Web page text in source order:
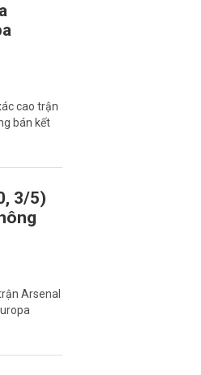
cao trận
bán kết
3/5)
Arsenal